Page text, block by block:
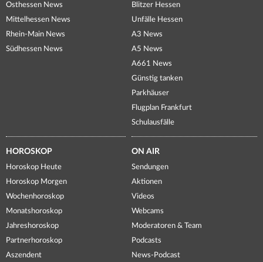
Osthessen News
Mittelhessen News
Rhein-Main News
Südhessen News
Blitzer Hessen
Unfälle Hessen
A3 News
A5 News
A661 News
Günstig tanken
Parkhäuser
Flugplan Frankfurt
Schulausfälle
HOROSKOP
Horoskop Heute
Horoskop Morgen
Wochenhoroskop
Monatshoroskop
Jahreshoroskop
Partnerhoroskop
Aszendent
ON AIR
Sendungen
Aktionen
Videos
Webcams
Moderatoren & Team
Podcasts
News-Podcast